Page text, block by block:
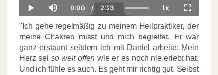
Play Mute
Current
Time
0:00 / Duration
2:23 Loaded
100.00%
1xPlayback
Rate
"Ich gehe regelmäßig zu meinem Heilpraktiker, der
meine Chakren misst und mich begleitet. Er war
ganz erstaunt seitdem ich mit Daniel arbeite: Mein
Herz sei so weit offen wie er es noch nie erlebt hat.
Und ich fühle es auch. Es geht mir richtig gut. Selbst